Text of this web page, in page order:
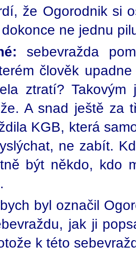
že Ogorodnik si
ne jednu
sebevražda
člověk
ztratí?
A snad ještě za
KGB, která
ne zabít.
být někdo, kdo
byl označil
jak ji
k této